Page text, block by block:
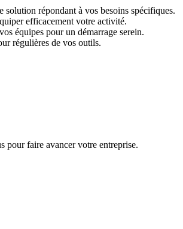
répondant à vos besoins spécifiques.
efficacement votre activité.
équipes pour un démarrage serein.
régulières de vos outils.
pour faire avancer votre entreprise.